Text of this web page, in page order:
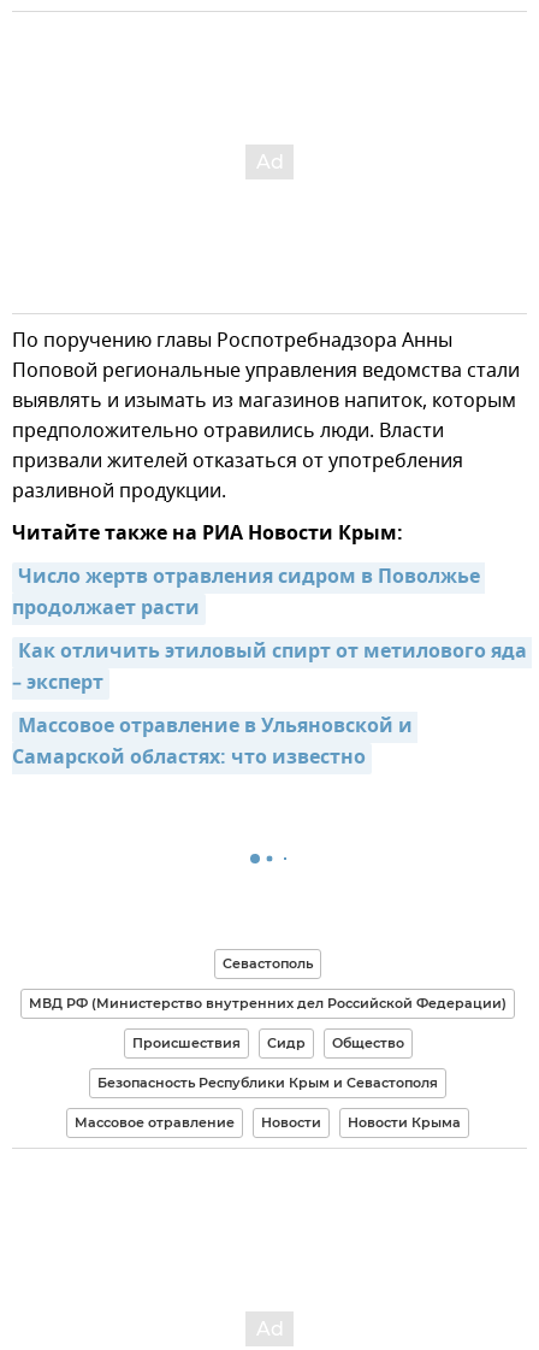
По поручению главы Роспотребнадзора Анны
Поповой региональные управления ведомства стали
выявлять и изымать из магазинов напиток, которым
предположительно отравились люди. Власти
призвали жителей отказаться от употребления
разливной продукции.
Читайте также на РИА Новости Крым:
Число жертв отравления сидром в Поволжье
продолжает расти
Как отличить этиловый спирт от метилового яда
– эксперт
Массовое отравление в Ульяновской и
Самарской областях: что известно
Севастополь
МВД РФ (Министерство внутренних дел Российской Федерации)
Происшествия Сидр Общество
Безопасность Республики Крым и Севастополя
Массовое отравление Новости Новости Крыма